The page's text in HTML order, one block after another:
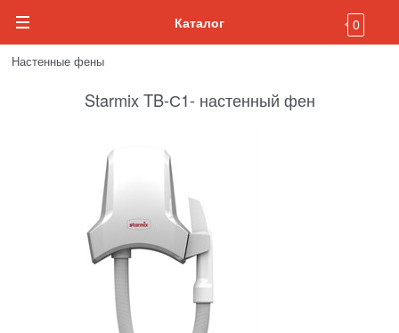
Каталог 0
Настенные фены
Starmix TB-С1- настенный фен